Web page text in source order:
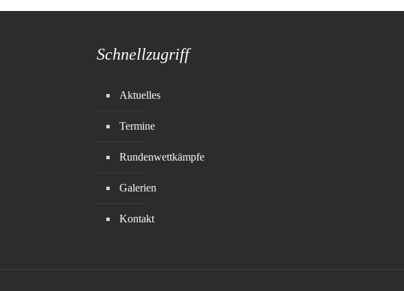
Schnellzugriff
Aktuelles
Termine
Rundenwettkämpfe
Galerien
Kontakt